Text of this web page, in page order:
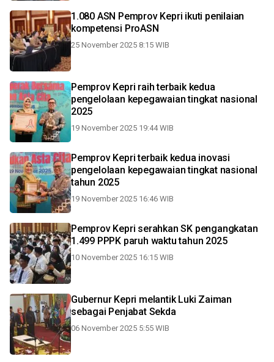
1.080 ASN Pemprov Kepri ikuti penilaian
kompetensi ProASN
25 November 2025 8:15 WIB
Pemprov Kepri raih terbaik kedua
pengelolaan kepegawaian tingkat nasional
2025
19 November 2025 19:44 WIB
Pemprov Kepri terbaik kedua inovasi
pengelolaan kepegawaian tingkat nasional
tahun 2025
19 November 2025 16:46 WIB
Pemprov Kepri serahkan SK pengangkatan
1.499 PPPK paruh waktu tahun 2025
10 November 2025 16:15 WIB
Gubernur Kepri melantik Luki Zaiman
sebagai Penjabat Sekda
06 November 2025 5:55 WIB